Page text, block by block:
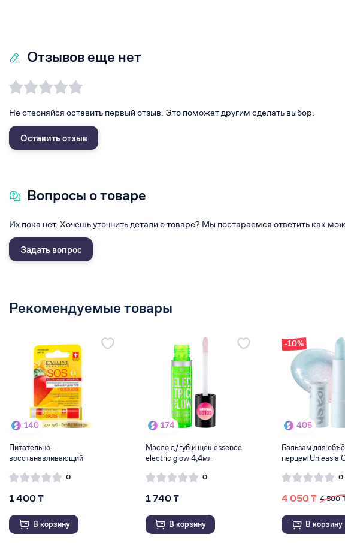
Отзывов еще нет
Не стесняйся оставить первый отзыв. Это поможет другим сделать выбор.
Оставить отзыв
Вопросы о товаре
Их пока нет. Хочешь уточнить детали о товаре? Мы постараемся ответить как
Задать вопрос
Рекомендуемые товары
140
Питательно-
восстанавливающий
0
1 400 ₸
В корзину
174
Масло д/губ и щек essence
electric glow 4,4мл
0
1 740 ₸
В корзину
-10%
405
Бальзам для
перцем Unleasia
0
4 050 ₸ 4 500
В корзину